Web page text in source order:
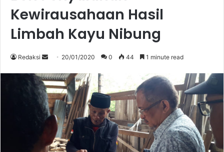
Kewirausahaan Hasil
Limbah Kayu Nibung
Redaksi
Send
email
20/01/2020 0 44 1 minute read